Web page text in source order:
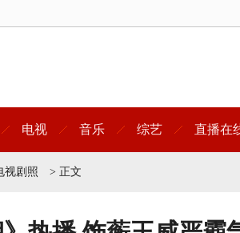
电视 音乐 综艺 直播在
视剧照 > 正文